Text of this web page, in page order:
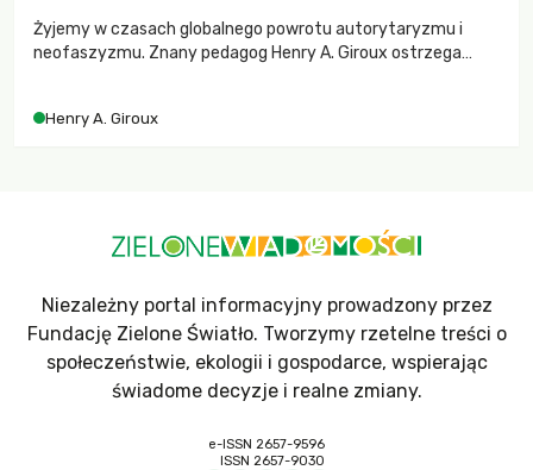
Żyjemy w czasach globalnego powrotu autorytaryzmu i
neofaszyzmu. Znany pedagog Henry A. Giroux ostrzega
wychowają świadomych obywateli?
Henry A. Giroux
Niezależny portal informacyjny prowadzony przez
Fundację Zielone Światło. Tworzymy rzetelne treści o
społeczeństwie, ekologii i gospodarce, wspierając
świadome decyzje i realne zmiany.
e-ISSN 2657-9596
ISSN 2657-9030